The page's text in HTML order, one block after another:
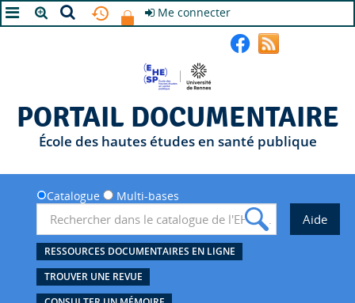
Me connecter
PORTAIL DOCUMENTAIRE
École des hautes études en santé publique
Catalogue Multi-bases
RESSOURCES DOCUMENTAIRES EN LIGNE
TROUVER UNE REVUE